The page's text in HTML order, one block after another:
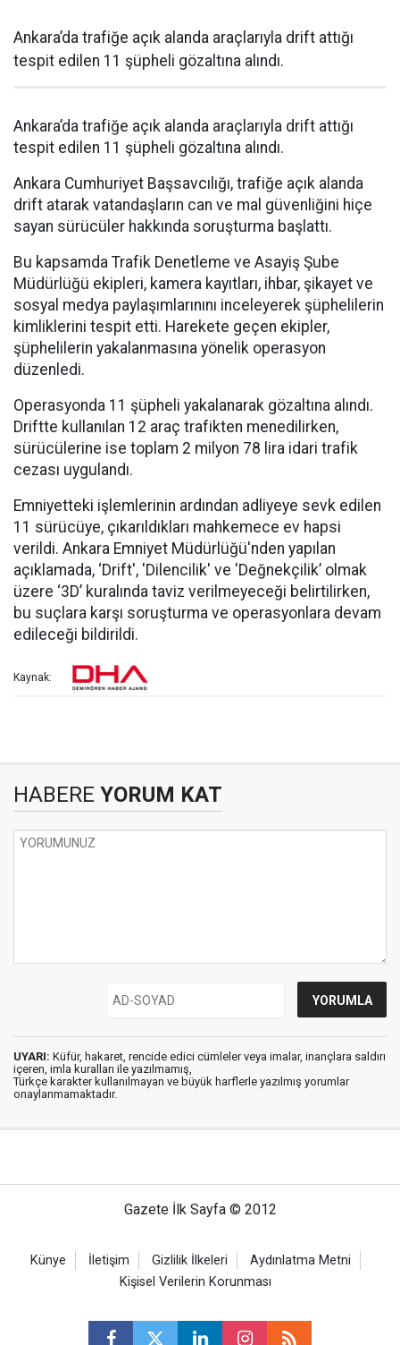
Ankara’da trafiğe açık alanda araçlarıyla drift attığı
tespit edilen 11 şüpheli gözaltına alındı.
Ankara’da trafiğe açık alanda araçlarıyla drift attığı
tespit edilen 11 şüpheli gözaltına alındı.
Ankara Cumhuriyet Başsavcılığı, trafiğe açık alanda
drift atarak vatandaşların can ve mal güvenliğini hiçe
sayan sürücüler hakkında soruşturma başlattı.
Bu kapsamda Trafik Denetleme ve Asayiş Şube
Müdürlüğü ekipleri, kamera kayıtları, ihbar, şikayet ve
sosyal medya paylaşımlarınını inceleyerek şüphelilerin
kimliklerini tespit etti. Harekete geçen ekipler,
şüphelilerin yakalanmasına yönelik operasyon
düzenledi.
Operasyonda 11 şüpheli yakalanarak gözaltına alındı.
Driftte kullanılan 12 araç trafikten menedilirken,
sürücülerine ise toplam 2 milyon 78 lira idari trafik
cezası uygulandı.
Emniyetteki işlemlerinin ardından adliyeye sevk edilen
11 sürücüye, çıkarıldıkları mahkemece ev hapsi
verildi. Ankara Emniyet Müdürlüğü'nden yapılan
açıklamada, ‘Drift', 'Dilencilik' ve 'Değnekçilik’ olmak
üzere ‘3D’ kuralında taviz verilmeyeceği belirtilirken,
bu suçlara karşı soruşturma ve operasyonlara devam
edileceği bildirildi.
Kaynak:
HABERE YORUM KAT
UYARI: Küfür, hakaret, rencide edici cümleler veya imalar, inançlara saldırı
içeren, imla kuralları ile yazılmamış,
Türkçe karakter kullanılmayan ve büyük harflerle yazılmış yorumlar
onaylanmamaktadır.
Gazete İlk Sayfa © 2012
Künye İletişim Gizlilik İlkeleri
Aydınlatma Metni
Kişisel Verilerin Korunması